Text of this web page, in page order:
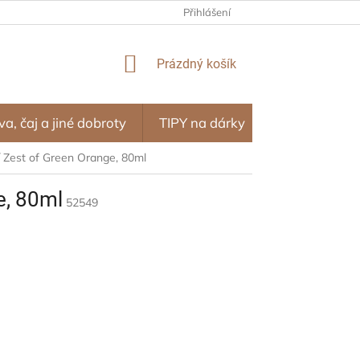
PROGRAM – ODMĚNY ZA NÁKUPY OBCHODNÍ PODMÍNKY
Přihlášení
NÁKUPNÍ
Prázdný košík
čaj a jiné dobroty TIPY na dárky
of Green Orange, 80ml
80ml 52549